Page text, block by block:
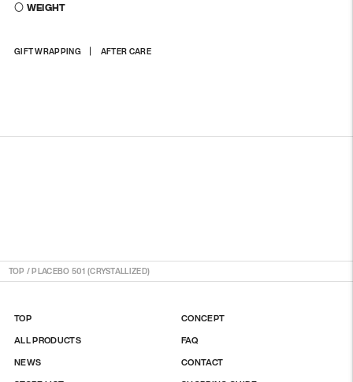
〇 WEIGHT
GIFT WRAPPING AFTER CARE
商
TOP /PLACEBO 501 (CRYSTALLIZED)
TOP
ALL PRODUCTS
NEWS
CONCEPT
FAQ
CONTACT